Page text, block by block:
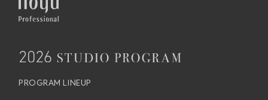
PROGRAM LINEUP